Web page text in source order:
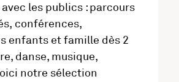
les publics : parcours
conférences,
enfants et famille dès 2
danse, musique,
notre sélection